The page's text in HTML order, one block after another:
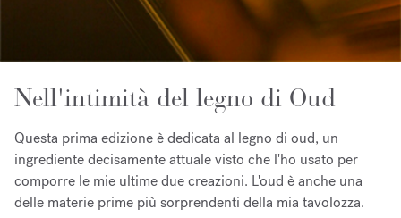
Nell'intimità del legno di Oud
Questa prima edizione è dedicata al legno di oud, un
ingrediente decisamente attuale visto che l'ho usato per
comporre le mie ultime due creazioni. L'oud è anche una
delle materie prime più sorprendenti della mia tavolozza.